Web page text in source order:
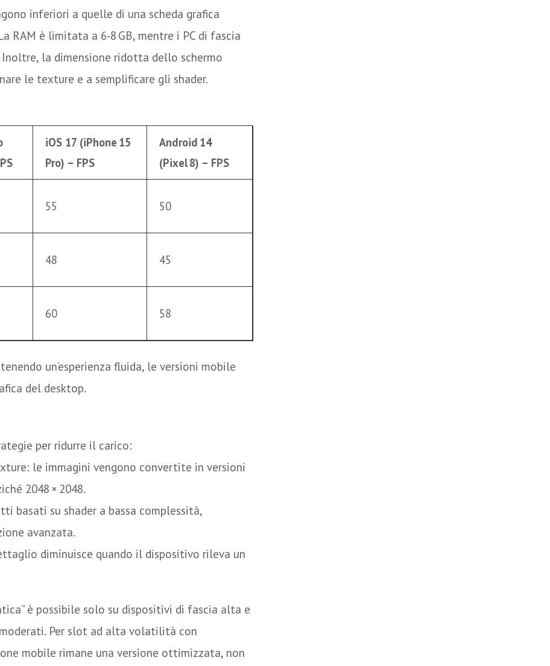
inferiori a quelle di una scheda grafica
RAM è limitata a 6‑8 GB, mentre i PC di fascia
Inoltre, la dimensione ridotta dello schermo
le texture e a semplificare gli shader.
iOS 17 (iPhone 15
Pro) – FPS
Android 14
(Pixel 8) – FPS
55 50
48 45
60 58
un’esperienza fluida, le versioni mobile
del desktop.
per ridurre il carico:
le immagini vengono convertite in versioni
2048 × 2048.
basati su shader a bassa complessità,
avanzata.
diminuisce quando il dispositivo rileva un
è possibile solo su dispositivi di fascia alta e
Per slot ad alta volatilità con
mobile rimane una versione ottimizzata, non